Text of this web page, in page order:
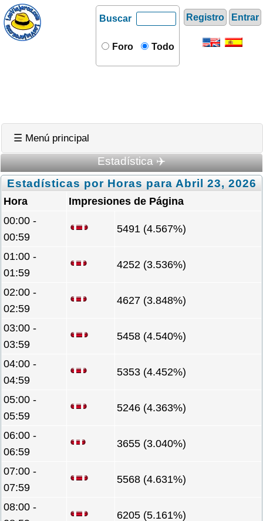
Registro Entrar
Buscar
Foro Todo
☰ Menú principal
Estadística ✈️
Estadísticas por Horas para Abril 23, 2026
Hora
Impresiones de Página
00:00 -
00:59
5491 (4.567%)
01:00 -
01:59
4252 (3.536%)
02:00 -
02:59
4627 (3.848%)
03:00 -
03:59
5458 (4.540%)
04:00 -
04:59
5353 (4.452%)
05:00 -
05:59
5246 (4.363%)
06:00 -
06:59
3655 (3.040%)
07:00 -
07:59
5568 (4.631%)
08:00 -
6205 (5.161%)